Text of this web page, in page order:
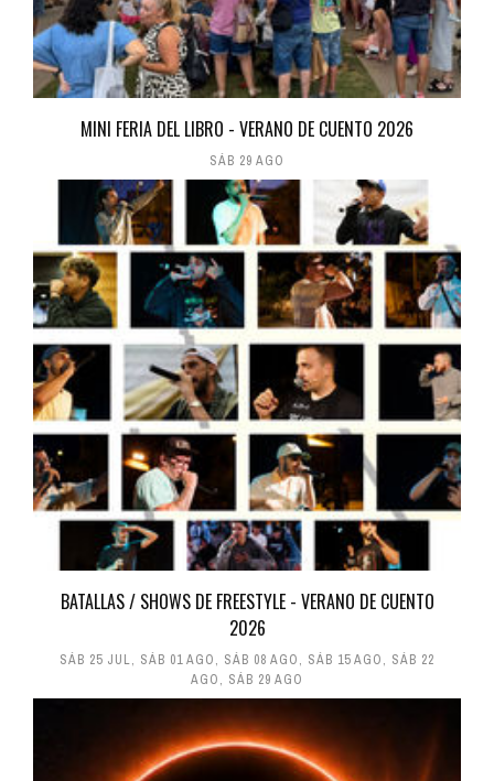
MINI FERIA DEL LIBRO - VERANO DE CUENTO 2026
SÁB 29 AGO
BATALLAS / SHOWS DE FREESTYLE - VERANO DE CUENTO
2026
SÁB 25 JUL, SÁB 01 AGO, SÁB 08 AGO, SÁB 15 AGO, SÁB 22
AGO, SÁB 29 AGO